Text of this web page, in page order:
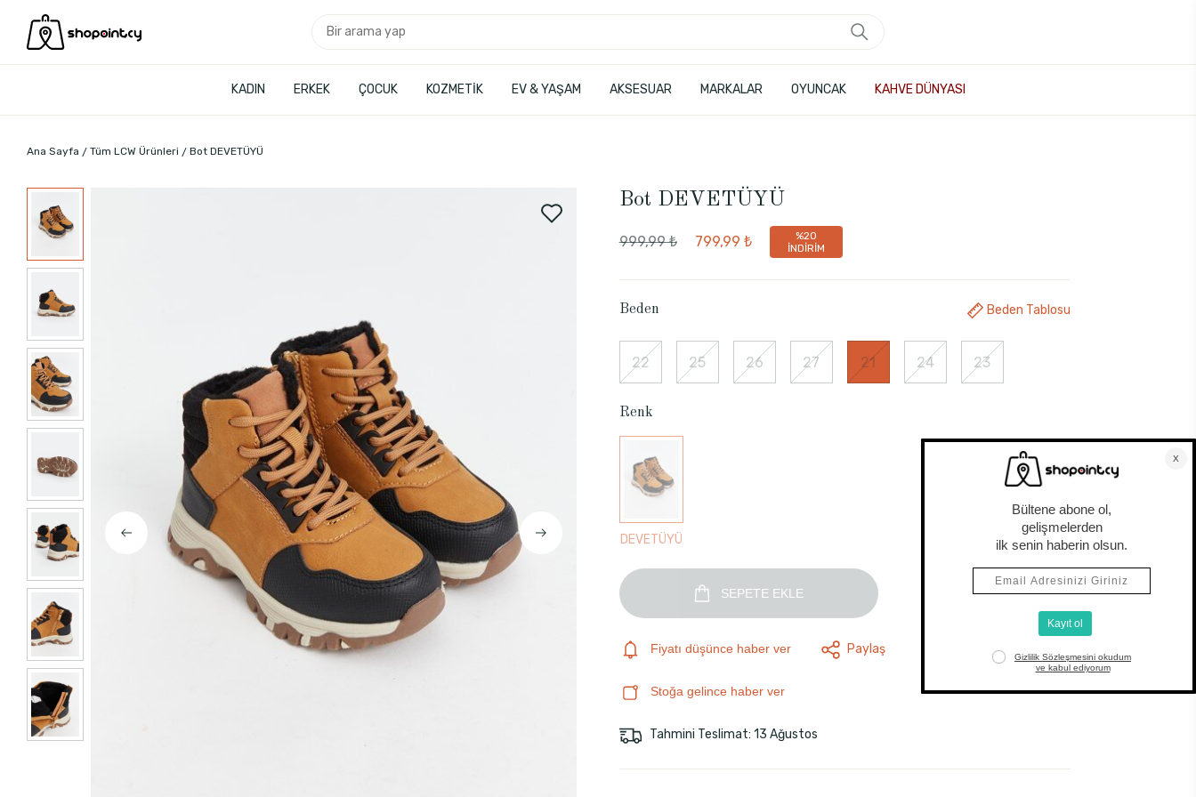
KADIN ERKEK ÇOCUK KOZMETİK EV & YAŞAM AKSESUAR MARKALAR OYUNCAK KAHVE DÜNYASI
Ana Sayfa Tüm LCW Ürünleri Bot DEVETÜYÜ
Bot DEVETÜYÜ
999,99 ₺ 799,99 ₺
%20
İNDİRİM
Beden Beden Tablosu
22 25 26 27 21 24 23
Renk
DEVETÜYÜ
SEPETE EKLE
Fiyatı düşünce haber ver Paylaş
Stoğa gelince haber ver
Tahmini Teslimat: 13 Ağustos